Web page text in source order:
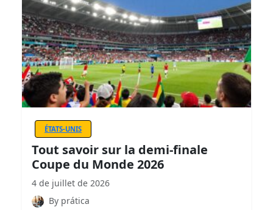
ÉTATS-UNIS
Tout savoir sur la demi-finale
Coupe du Monde 2026
4 de juillet de 2026
By prática